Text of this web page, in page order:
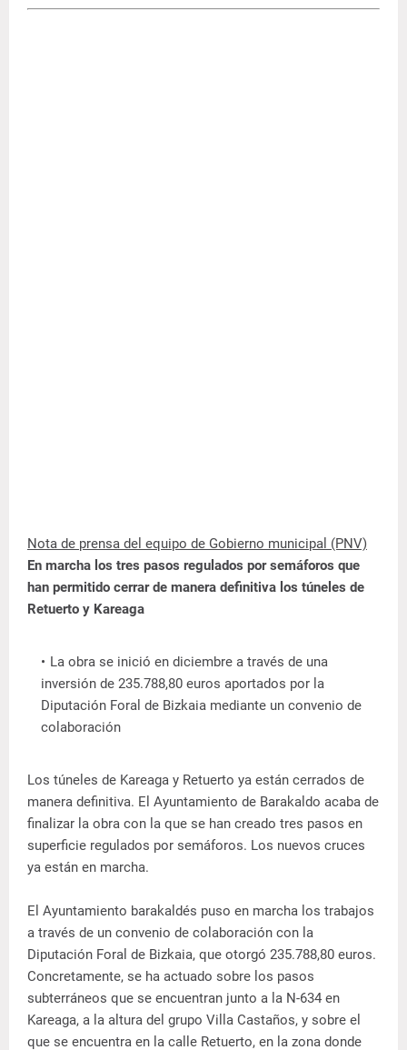
Nota de prensa del equipo de Gobierno municipal (PNV)
En marcha los tres pasos regulados por semáforos que
han permitido cerrar de manera definitiva los túneles de
Retuerto y Kareaga
La obra se inició en diciembre a través de una
inversión de 235.788,80 euros aportados por la
Diputación Foral de Bizkaia mediante un convenio de
colaboración
Los túneles de Kareaga y Retuerto ya están cerrados de
manera definitiva. El Ayuntamiento de Barakaldo acaba de
finalizar la obra con la que se han creado tres pasos en
superficie regulados por semáforos. Los nuevos cruces
ya están en marcha.
El Ayuntamiento barakaldés puso en marcha los trabajos
a través de un convenio de colaboración con la
Diputación Foral de Bizkaia, que otorgó 235.788,80 euros.
Concretamente, se ha actuado sobre los pasos
subterráneos que se encuentran junto a la N-634 en
Kareaga, a la altura del grupo Villa Castaños, y sobre el
que se encuentra en la calle Retuerto, en la zona donde